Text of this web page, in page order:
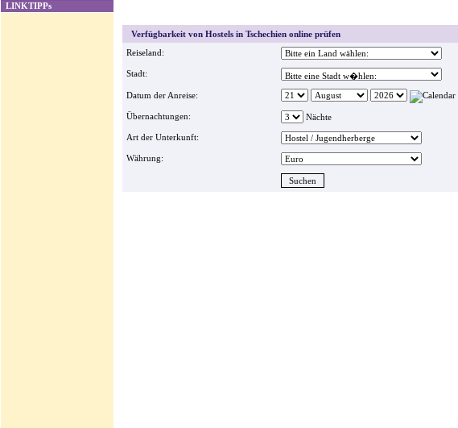
LINKTIPPs
Verfügbarkeit von Hostels in Tschechien online prüfen
Reiseland:
Stadt:
Datum der Anreise:
Übernachtungen: Nächte
Art der Unterkunft:
Währung: